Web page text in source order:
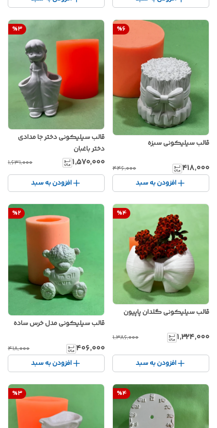
%6
قالب سیلیکونی سبزه
۴۱۸٬۰۰۰ ۴۴۶٬۰۰۰
افزودن به سبد
%3
قالب سیلیکونی دختر جا مدادی
دختر باغبان
۱٬۵۷۰٬۰۰۰ ۱٬۶۳۱٬۰۰۰
افزودن به سبد
%4
قالب سیلیکونی گلدان پاپیون
۱٬۳۲۴٬۰۰۰ ۱٬۳۸۶٬۰۰۰
افزودن به سبد
%2
قالب سیلیکونی مدل خرس ساده
۴۰۶٬۰۰۰ ۴۱۸٬۰۰۰
افزودن به سبد
%4
%3